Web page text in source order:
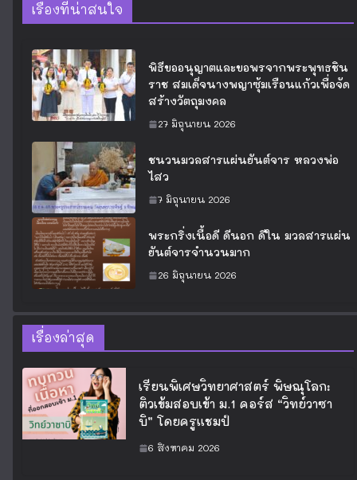
เรื่องที่น่าสนใจ
พิธีขออนุญาตและขอพรจากพระพุทธชิน
ราช สมเด็จนางพญาซุ้มเรือนแก้วเพื่อจัด
สร้างวัตถุมงคล
27 มิถุนายน 2026
ชนวนมวลสารแผ่นยันต์จาร หลวงพ่อ
ไสว
7 มิถุนายน 2026
พระกริ่งเนื้อดี ดีนอก ดีใน มวลสารแผ่น
ยันต์จารจำนวนมาก
26 มิถุนายน 2026
เรื่องล่าสุด
เรียนพิเศษวิทยาศาสตร์ พิษณุโลก:
ติวเข้มสอบเข้า ม.1 คอร์ส “วิทย์วาซา
บิ” โดยครูแชมป์
6 สิงหาคม 2026